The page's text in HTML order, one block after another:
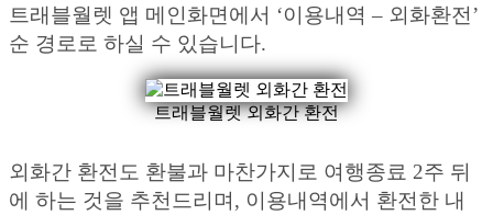
트래블월렛 앱 메인화면에서 ‘이용내역 – 외화환전’
순 경로로 하실 수 있습니다.
트래블월렛 외화간 환전
외화간 환전도 환불과 마찬가지로 여행종료 2주 뒤
에 하는 것을 추천드리며, 이용내역에서 환전한 내